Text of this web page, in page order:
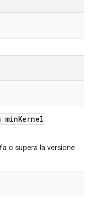
minKernel
o supera la versione